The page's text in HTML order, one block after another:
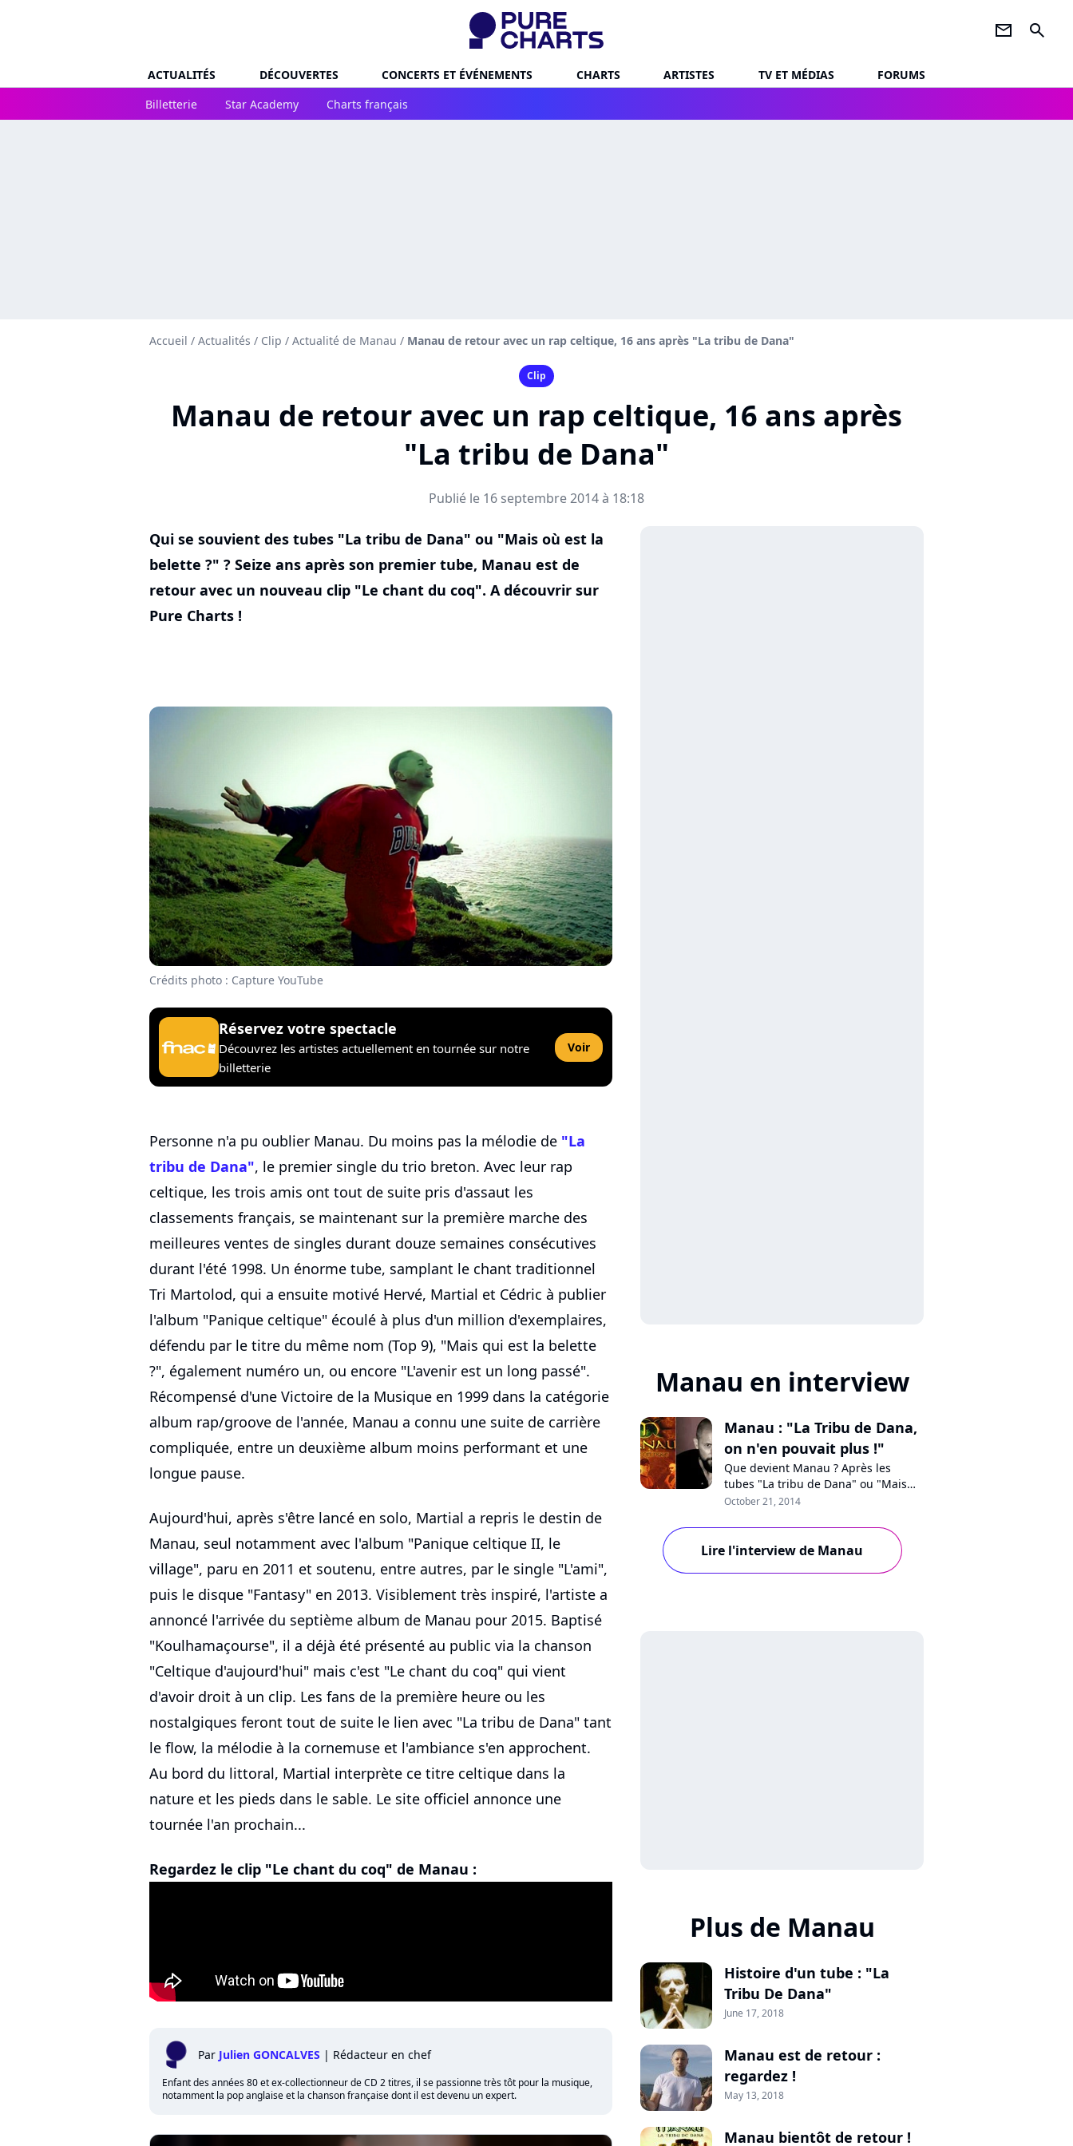
newsletter search
ACTUALITÉS DÉCOUVERTES CONCERTS ET ÉVÉNEMENTS CHARTS ARTISTES TV ET MÉDIAS
FORUMS
Billetterie
Star Academy Charts français
Accueil / Actualités / Clip / Actualité de Manau / Manau de retour avec un rap celtique, 16 ans après "La tribu de Dana"
Clip
Manau de retour avec un rap celtique, 16 ans après
"La tribu de Dana"
Publié le 16 septembre 2014 à 18:18
Qui se souvient des tubes "La tribu de Dana" ou "Mais où est la
belette ?" ? Seize ans après son premier tube, Manau est de
retour avec un nouveau clip "Le chant du coq". A découvrir sur
Pure Charts !
Crédits photo : Capture YouTube
Réservez votre spectacle
Découvrez les artistes actuellement en tournée sur notre
billetterie
Voir
Personne n'a pu oublier Manau. Du moins pas la mélodie de "La
tribu de Dana", le premier single du trio breton. Avec leur rap
celtique, les trois amis ont tout de suite pris d'assaut les
classements français, se maintenant sur la première marche des
meilleures ventes de singles durant douze semaines consécutives
durant l'été 1998. Un énorme tube, samplant le chant traditionnel
Tri Martolod, qui a ensuite motivé Hervé, Martial et Cédric à publier
l'album "Panique celtique" écoulé à plus d'un million d'exemplaires,
défendu par le titre du même nom (Top 9), "Mais qui est la belette
?", également numéro un, ou encore "L'avenir est un long passé".
Récompensé d'une Victoire de la Musique en 1999 dans la catégorie
album rap/groove de l'année, Manau a connu une suite de carrière
compliquée, entre un deuxième album moins performant et une
longue pause.
Aujourd'hui, après s'être lancé en solo, Martial a repris le destin de
Manau, seul notamment avec l'album "Panique celtique II, le
village", paru en 2011 et soutenu, entre autres, par le single "L'ami",
puis le disque "Fantasy" en 2013. Visiblement très inspiré, l'artiste a
annoncé l'arrivée du septième album de Manau pour 2015. Baptisé
"Koulhamaçourse", il a déjà été présenté au public via la chanson
"Celtique d'aujourd'hui" mais c'est "Le chant du coq" qui vient
d'avoir droit à un clip. Les fans de la première heure ou les
nostalgiques feront tout de suite le lien avec "La tribu de Dana" tant
le flow, la mélodie à la cornemuse et l'ambiance s'en approchent.
Au bord du littoral, Martial interprète ce titre celtique dans la
nature et les pieds dans le sable. Le site officiel annonce une
tournée l'an prochain...
Regardez le clip "Le chant du coq" de Manau :
Par Julien GONCALVES | Rédacteur en chef
Enfant des années 80 et ex-collectionneur de CD 2 titres, il se passionne très tôt pour la musique,
notamment la pop anglaise et la chanson française dont il est devenu un expert.
Manau en interview
Manau : "La Tribu de Dana,
on n'en pouvait plus !"
Que devient Manau ? Après les
tubes "La tribu de Dana" ou "Mais
qui est la belette ?", le groupe
radars. Alors que M6 fête ce soir les
30 ans du Top 50, Pure Charts a
rencontré Martial, sans ses deux
October 21, 2014
Lire l'interview de Manau
Plus de Manau
Histoire d'un tube : "La
Tribu De Dana"
June 17, 2018
Manau est de retour :
regardez !
May 13, 2018
Manau bientôt de retour !